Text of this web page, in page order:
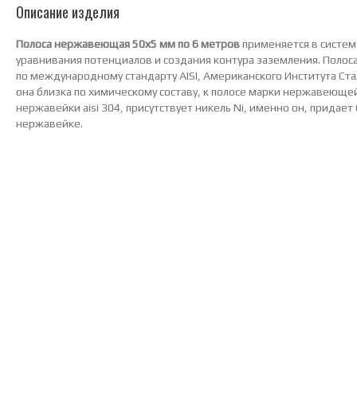
Описание изделия
Полоса нержавеющая 50х5 мм по 6 метровприменяется в
уравнивания потенциалов и создания контура заземления.
по международному стандарту AISI, Американского Института
она близка по химическому составу, к полосе марки
нержавейки aisi 304, присутствует никель Ni, именно он, придает
нержавейке.